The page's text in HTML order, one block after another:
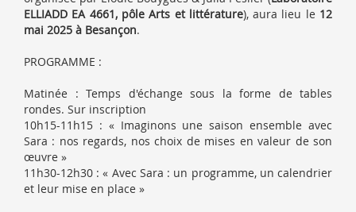
ELLIADD EA 4661, pôle Arts et littérature), aura lieu le 12
mai 2025 à Besançon.
PROGRAMME :
Matinée : Temps d'échange sous la forme de tables
rondes. Sur inscription
10h15-11h15 : « Imaginons une saison ensemble avec
Sara : nos regards, nos choix de mises en valeur de son
œuvre »
11h30-12h30 : « Avec Sara : un programme, un calendrier
et leur mise en place »